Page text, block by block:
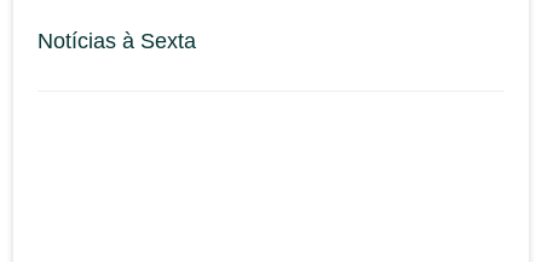
Notícias à Sexta